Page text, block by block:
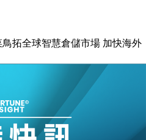
拓全球智慧倉儲市場 加快海外
賺2300萬元 斥21億翻新香港及
磯高球場活動前 男子攜槍彈被捕
落至51 企業擴張放慢兼縮減人